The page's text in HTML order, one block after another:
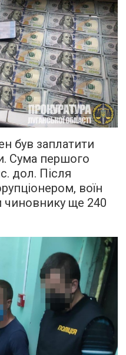
був заплатити
Сума першого
дол. Після
воїн
чиновнику ще 240